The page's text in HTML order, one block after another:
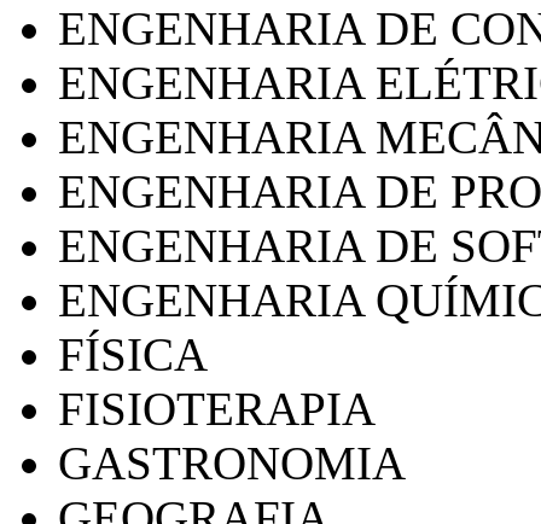
ENGENHARIA DE
ENGENHARIA
ENGENHARIA
ENGENHARIA DE
ENGENHARIA DE
ENGENHARIA
FÍSICA
FISIOTERAPIA
GASTRONOMIA